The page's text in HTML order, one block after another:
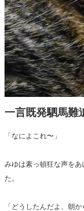
一言既発駟馬難
「なによこれ〜」
みゆは素っ頓狂な声を
た。
「どうしたんだよ、朝か